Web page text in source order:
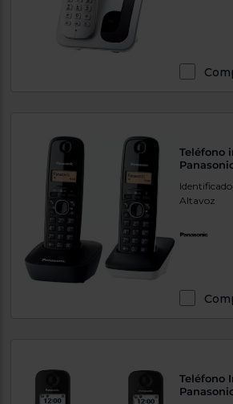
Teléfono
Panasonic
Altavoz
Teléfono